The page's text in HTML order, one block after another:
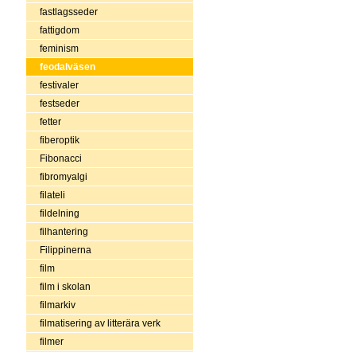
fastlagsseder
fattigdom
feminism
feodalväsen
festivaler
festseder
fetter
fiberoptik
Fibonacci
fibromyalgi
filateli
fildelning
filhantering
Filippinerna
film
film i skolan
filmarkiv
filmatisering av litterära verk
filmer